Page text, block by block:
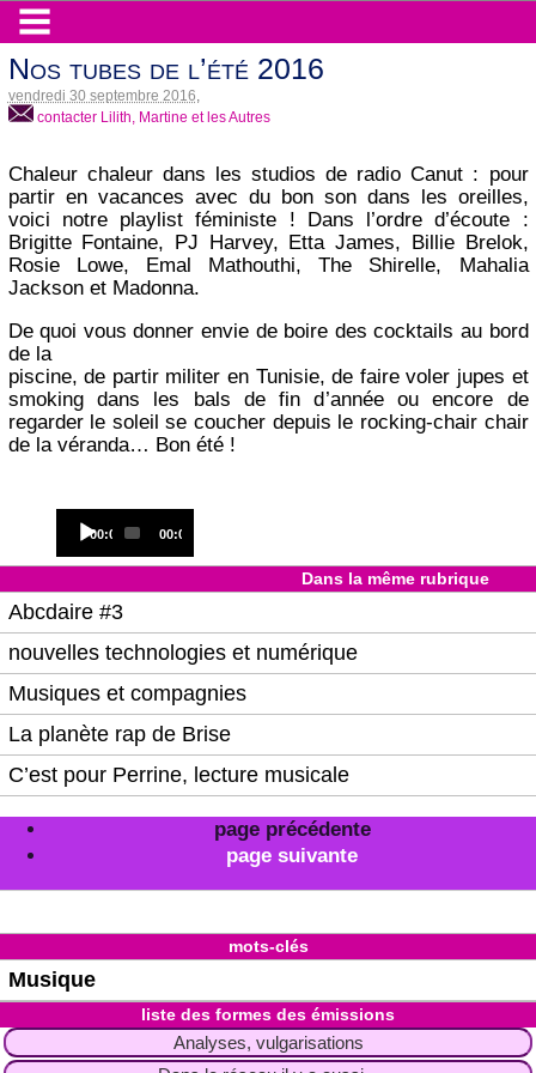
Nos tubes de l’été 2016
vendredi 30 septembre 2016
contacter Lilith, Martine et les Autres
Chaleur chaleur dans les studios de radio Canut : pour
partir en vacances avec du bon son dans les oreilles,
voici notre playlist féministe ! Dans l’ordre d’écoute :
Brigitte Fontaine, PJ Harvey, Etta James, Billie Brelok,
Rosie Lowe, Emal Mathouthi, The Shirelle, Mahalia
Jackson et Madonna.
De quoi vous donner envie de boire des cocktails au bord
de la
piscine, de partir militer en Tunisie, de faire voler jupes et
smoking dans les bals de fin d’année ou encore de
regarder le soleil se coucher depuis le rocking-chair chair
de la véranda… Bon été !
Player
Current
00:00
Total
00:00
Dans la même rubrique
Abcdaire #3
nouvelles technologies et numérique
Musiques et compagnies
La planète rap de Brise
C’est pour Perrine, lecture musicale
page précédente
page suivante
mots-clés
Musique
liste des formes des émissions
Analyses, vulgarisations